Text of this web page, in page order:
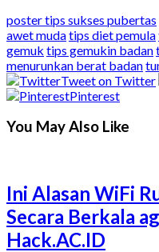
poster tips sukses pubertas
awet mudatips diet pemula
gemuk tips gemukin badan
menurunkan berat badan
Tweet on Twitter
Pinterest
You May Also Like
Ini Alasan WiFi
Secara Berkala
Hack.AC.ID